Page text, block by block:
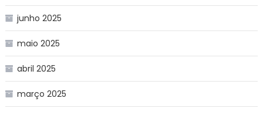
junho 2025
maio 2025
abril 2025
março 2025